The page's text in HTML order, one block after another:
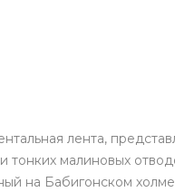
лента,
тонких малиновых
на Бабигонском